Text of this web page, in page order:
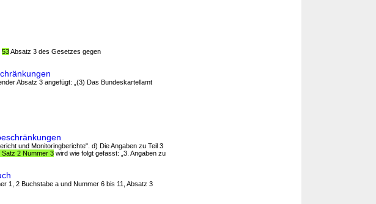
53Absatz 3 des Gesetzes gegen
Absatz 3 angefügt: „(3) Das Bundeskartellamt
und Monitoringberichte". d) Die Angaben zu Teil 3
Satz 2 Nummer 3 wird wie folgt gefasst: „3. Angaben zu
1, 2 Buchstabe a und Nummer 6 bis 11, Absatz 3